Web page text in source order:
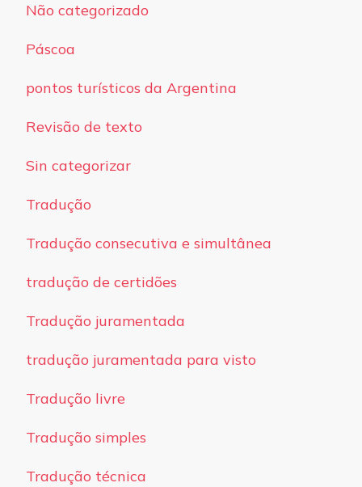
Não categorizado
Páscoa
pontos turísticos da Argentina
Revisão de texto
Sin categorizar
Tradução
Tradução consecutiva e simultânea
tradução de certidões
Tradução juramentada
tradução juramentada para visto
Tradução livre
Tradução simples
Tradução técnica